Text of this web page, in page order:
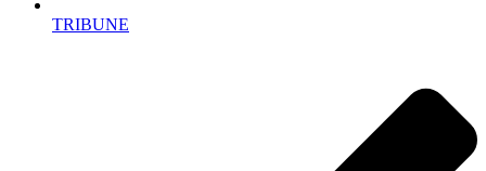
TRIBUNE